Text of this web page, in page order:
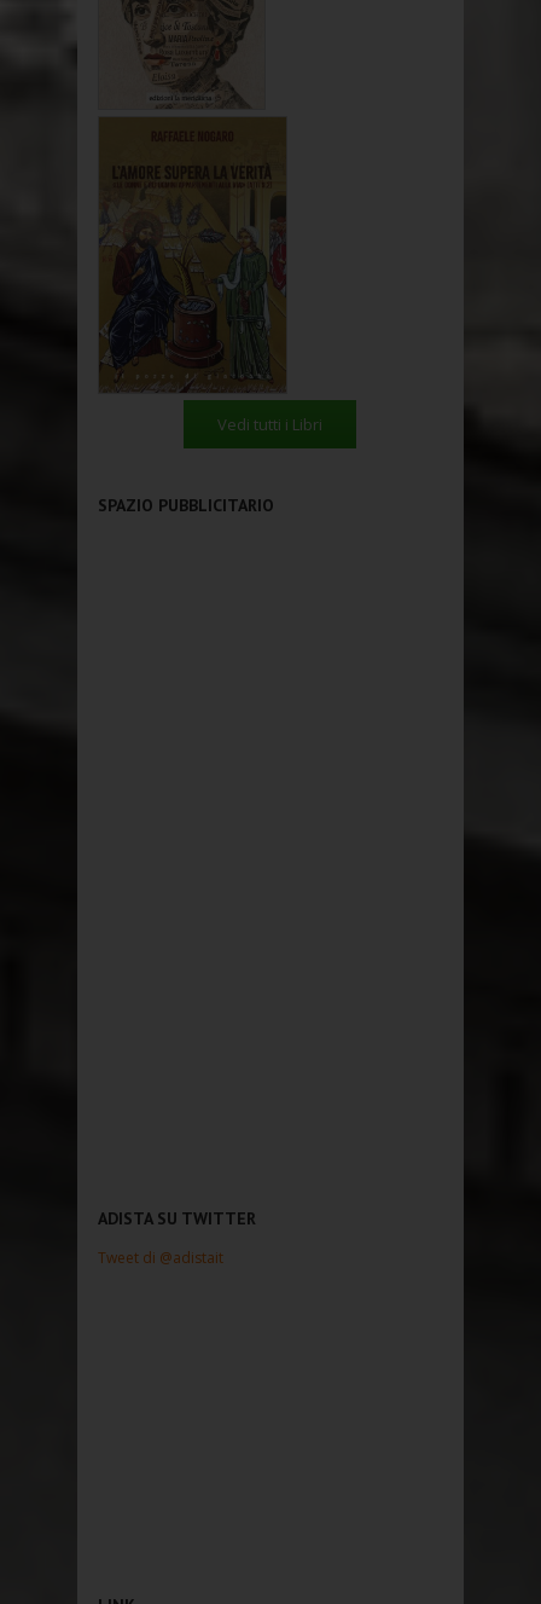
Vedi tutti i Libri
SPAZIO PUBBLICITARIO
ADISTA SU TWITTER
Tweet di @adistait